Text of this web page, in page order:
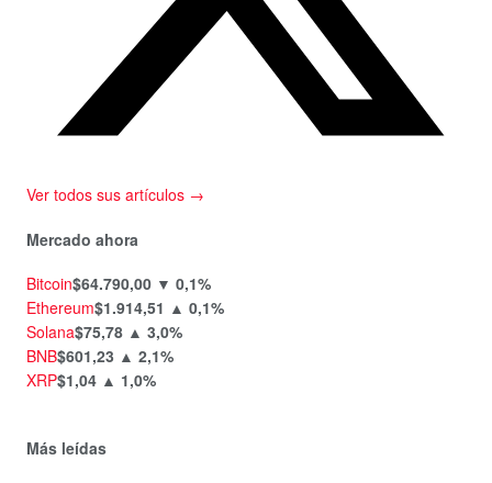
Ver todos sus artículos →
Mercado ahora
Bitcoin$64.790,00 ▼ 0,1%
Ethereum$1.914,51 ▲ 0,1%
Solana$75,78 ▲ 3,0%
BNB$601,23 ▲ 2,1%
XRP$1,04 ▲ 1,0%
Más leídas